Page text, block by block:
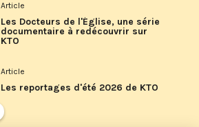
Article
Les Docteurs de l'Église, une série
documentaire à redécouvrir sur
KTO
Article
Les reportages d'été 2026 de KTO